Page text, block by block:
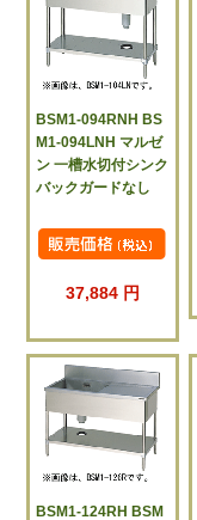
BSM1-094RNH BS
M1-094LNH マルゼ
ン 一槽水切付シンク
バックガードなし
37,884 円
BSM1-124RH BSM